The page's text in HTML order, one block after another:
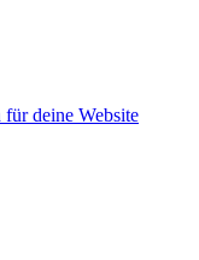
deine Website